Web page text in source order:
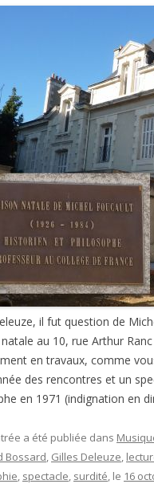
il fut question de
au 10, rue Arthur
en travaux, comme
des rencontres et un
en 1971 (indignation en
a été publiée dans
Bossard, Gilles Deleuze,
, spectacle, surdité, le 16